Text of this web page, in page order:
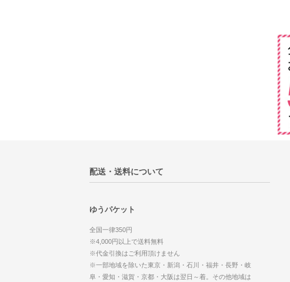
配送・送料について
ゆうパケット
全国一律350円
※4,000円以上で送料無料
※代金引換はご利用頂けません
※一部地域を除いた東京・新潟・石川・福井・長野・岐
阜・愛知・滋賀・京都・大阪は翌日～着。その他地域は